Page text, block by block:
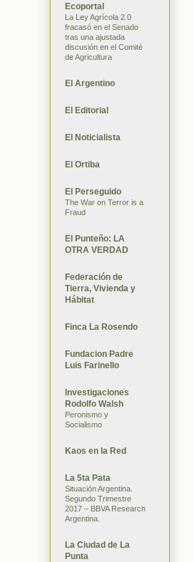
Ecoportal
La Ley Agrícola 2.0
fracasó en el Senado
tras una ajustada
discusión en el Comité
de Agricultura
El Argentino
El Editorial
El Noticialista
El Ortiba
El Perseguido
The War on Terror is a
Fraud
El Punteño: LA
OTRA VERDAD
Federación de
Tierra, Vivienda y
Hábitat
Finca La Rosendo
Fundacion Padre
Luis Farinello
Investigaciones
Rodolfo Walsh
Peronismo y
Socialismo
Kaos en la Red
La 5ta Pata
Situación Argentina.
Segundo Trimestre
2017 – BBVA Research
Argentina.
La Ciudad de La
Punta